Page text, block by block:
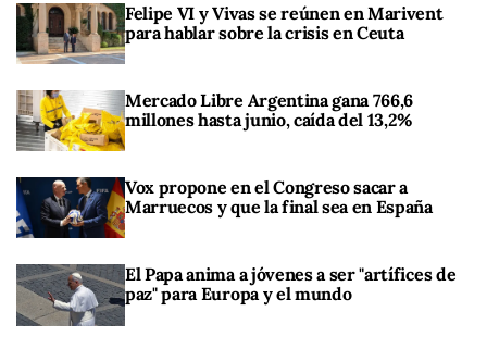
Felipe VI y Vivas se reúnen en Marivent
para hablar sobre la crisis en Ceuta
Mercado Libre Argentina gana 766,6
millones hasta junio, caída del 13,2%
Vox propone en el Congreso sacar a
Marruecos y que la final sea en España
El Papa anima a jóvenes a ser "artífices de
paz" para Europa y el mundo